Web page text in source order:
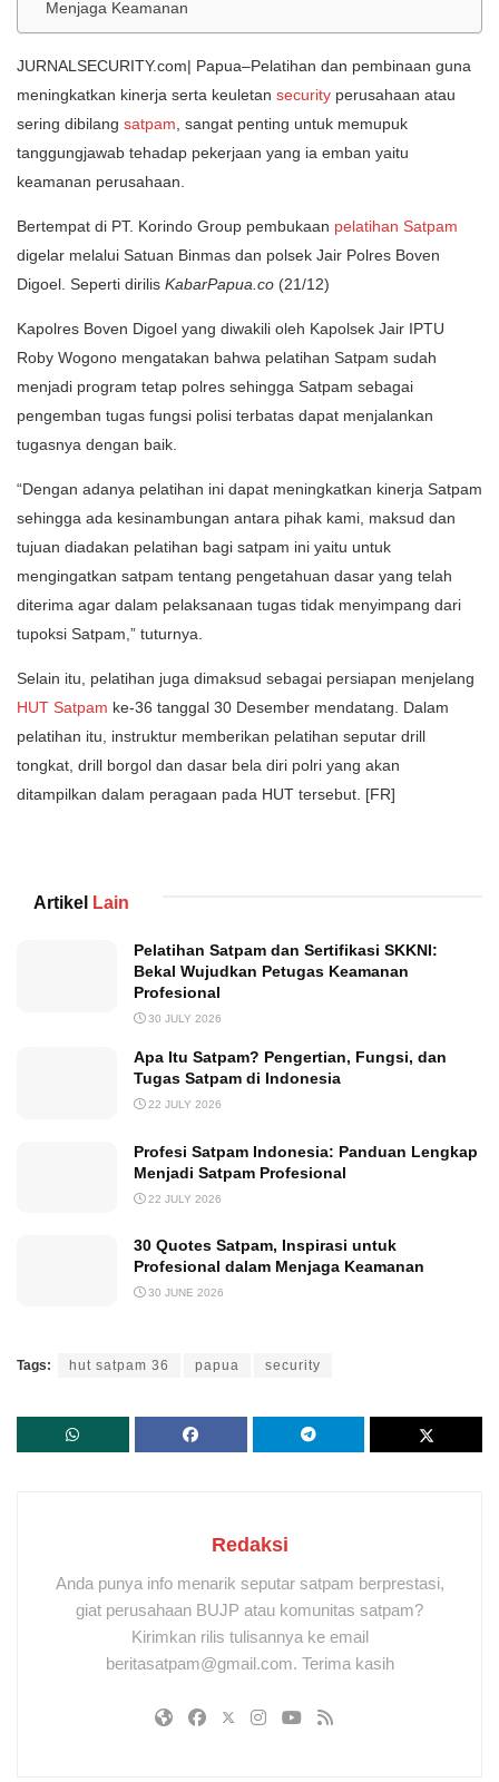
Menjaga Keamanan
JURNALSECURITY.com| Papua–Pelatihan dan pembinaan guna
meningkatkan kinerja serta keuletan security perusahaan atau
sering dibilang satpam, sangat penting untuk memupuk
tanggungjawab tehadap pekerjaan yang ia emban yaitu
keamanan perusahaan.
Bertempat di PT. Korindo Group pembukaan pelatihan Satpam
digelar melalui Satuan Binmas dan polsek Jair Polres Boven
Digoel. Seperti dirilis KabarPapua.co (21/12)
Kapolres Boven Digoel yang diwakili oleh Kapolsek Jair IPTU
Roby Wogono mengatakan bahwa pelatihan Satpam sudah
menjadi program tetap polres sehingga Satpam sebagai
pengemban tugas fungsi polisi terbatas dapat menjalankan
tugasnya dengan baik.
“Dengan adanya pelatihan ini dapat meningkatkan kinerja Satpam
sehingga ada kesinambungan antara pihak kami, maksud dan
tujuan diadakan pelatihan bagi satpam ini yaitu untuk
mengingatkan satpam tentang pengetahuan dasar yang telah
diterima agar dalam pelaksanaan tugas tidak menyimpang dari
tupoksi Satpam,” tuturnya.
Selain itu, pelatihan juga dimaksud sebagai persiapan menjelang
HUT Satpam ke-36 tanggal 30 Desember mendatang. Dalam
pelatihan itu, instruktur memberikan pelatihan seputar drill
tongkat, drill borgol dan dasar bela diri polri yang akan
ditampilkan dalam peragaan pada HUT tersebut. [FR]
Artikel Lain
Pelatihan Satpam dan Sertifikasi SKKNI:
Bekal Wujudkan Petugas Keamanan
Profesional
30 JULY 2026
Apa Itu Satpam? Pengertian, Fungsi, dan
Tugas Satpam di Indonesia
22 JULY 2026
Profesi Satpam Indonesia: Panduan Lengkap
Menjadi Satpam Profesional
22 JULY 2026
30 Quotes Satpam, Inspirasi untuk
Profesional dalam Menjaga Keamanan
30 JUNE 2026
Tags: hut satpam 36 papua security
Redaksi
Anda punya info menarik seputar satpam berprestasi,
giat perusahaan BUJP atau komunitas satpam?
Kirimkan rilis tulisannya ke email
beritasatpam@gmail.com. Terima kasih